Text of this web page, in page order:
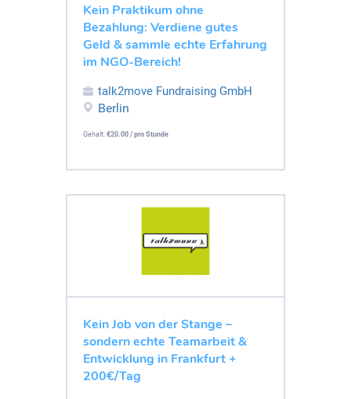
Kein Praktikum ohne
Bezahlung: Verdiene gutes
Geld & sammle echte Erfahrung
im NGO-Bereich!
talk2move Fundraising GmbH
Berlin
Gehalt: €20.00 / pro Stunde
Kein Job von der Stange –
sondern echte Teamarbeit &
Entwicklung in Frankfurt +
200€/Tag